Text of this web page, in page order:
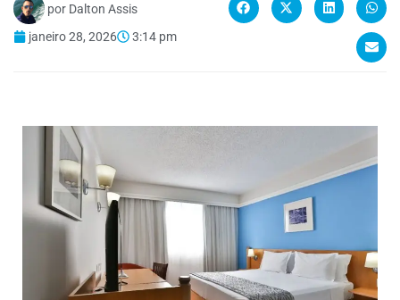
por Dalton Assis
janeiro 28, 2026
3:14 pm